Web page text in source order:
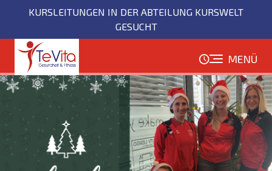
Inhalt
KURSLEITUNGEN IN DER ABTEILUNG KURSWELT
GESUCHT
MENÜ